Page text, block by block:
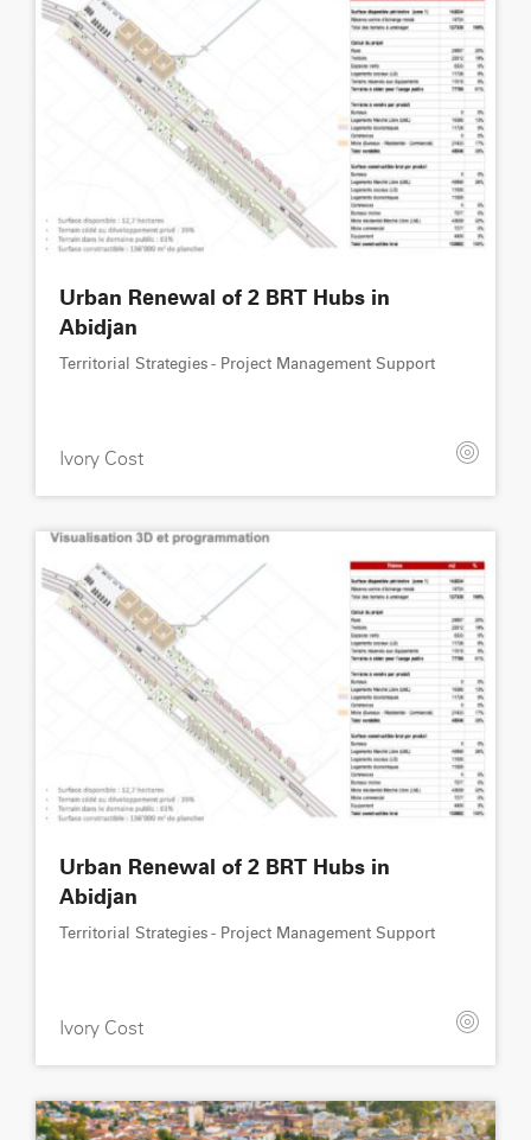
Urban Renewal of 2 BRT Hubs in
Abidjan
Territorial Strategies - Project Management Support
Ivory Cost
Urban Renewal of 2 BRT Hubs in
Abidjan
Territorial Strategies - Project Management Support
Ivory Cost